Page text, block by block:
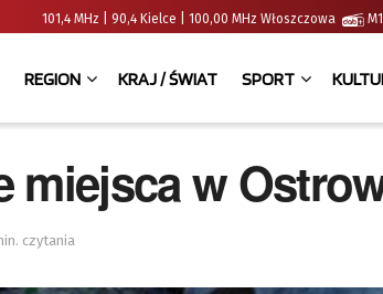
101,4 MHz | 90,4 Kielce | 100,00 MHz Włoszczowa
REGION KRAJ / ŚWIAT SPORT
miejsca w
czytania